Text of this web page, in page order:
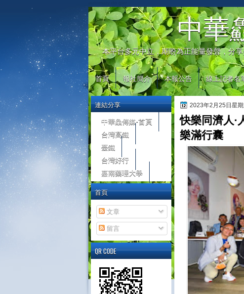
中華
本平台多元中立，期盼為正能量發聲，分
首頁 報社簡介 本報公告 線上記者名
2023年2月25日星
快樂同濟人·
樂滿行囊
連結分享
中華鱻傳媒-首頁
台灣高鐵
臺鐵
台灣好行
嘉南藥理大學
首頁
文章
留言
QR CODE